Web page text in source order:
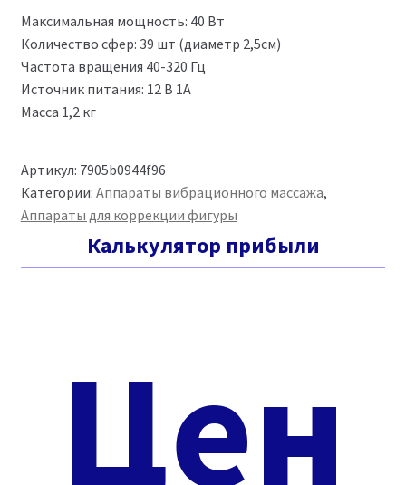
консультацию до покупки и послепродажное обучение
на данном аппарате, а также полное информационное
и консультационное сопровождение.
(ФОТО ДЛЯ ПРИМЕРА)
Максимальная мощность: 40 Вт
Количество сфер: 39 шт (диаметр 2,5см)
Частота вращения 40-320 Гц
Источник питания: 12 В 1А
Масса 1,2 кг
Артикул: 7905b0944f96
Категории: Аппараты вибрационного массажа,
Аппараты для коррекции фигуры
Калькулятор прибыли
Цен